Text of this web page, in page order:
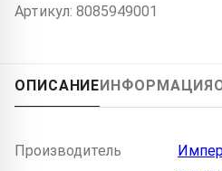
Артикул: 8085949001
ОПИСАНИЕИНФОРМАЦИЯ
Производитель